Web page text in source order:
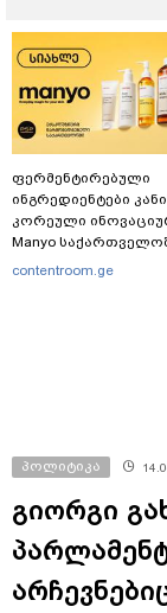
ფერმენტირებული
ინგრედიენტები
კორეული
Manyo
contentroom.ge
პოლიტიკა
გიორგი